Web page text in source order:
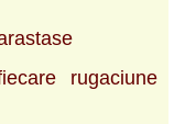
rugaciune